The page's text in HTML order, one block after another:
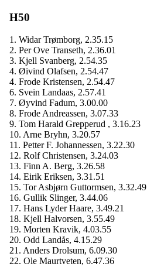
H50
1. Widar Trømborg, 2.35.15
2. Per Ove Transeth, 2.36.01
3. Kjell Svanberg, 2.54.35
4. Øivind Olafsen, 2.54.47
4. Frode Kristensen, 2.54.47
6. Svein Landaas, 2.57.41
7. Øyvind Fadum, 3.00.00
8. Frode Andreassen, 3.07.33
9. Tom Harald Grepperud , 3.16.23
10. Arne Bryhn, 3.20.57
11. Petter F. Johannessen, 3.22.30
12. Rolf Christensen, 3.24.03
13. Finn A. Berg, 3.26.58
14. Eirik Eriksen, 3.31.51
15. Tor Asbjørn Guttormsen, 3.32.49
16. Gullik Slinger, 3.44.06
17. Hans Lyder Haare, 3.49.21
18. Kjell Halvorsen, 3.55.49
19. Morten Kravik, 4.03.55
20. Odd Landås, 4.15.29
21. Anders Drolsum, 6.09.30
22. Ole Maurtveten, 6.47.36